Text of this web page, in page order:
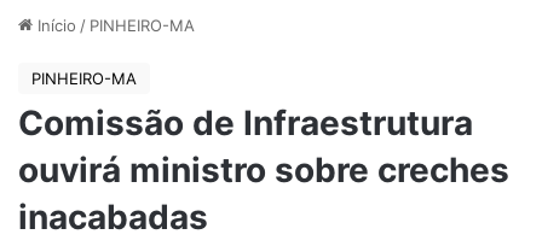
Início / PINHEIRO-MA
PINHEIRO-MA
Comissão de Infraestrutura
ouvirá ministro sobre creches
inacabadas